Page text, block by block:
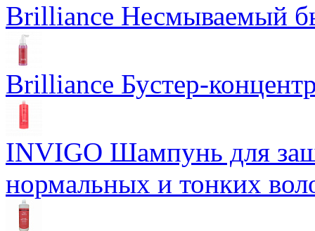
Brilliance Несмываемый
Brilliance Бустер-
INVIGO Шампунь для
нормальных и тонких